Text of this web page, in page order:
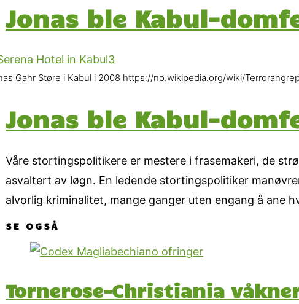
Jonas ble Kabul-
Gahr Støre i Kabul i 2008 https://no.wikipedia.org/wiki/
Jonas ble Kabul-
Våre stortingspolitikere er mestere i frasemakeri, de
asvaltert av løgn. En ledende stortingspolitiker
alvorlig kriminalitet, mange ganger uten engang å ane
SE OGSÅ
Tornerose-Christiania